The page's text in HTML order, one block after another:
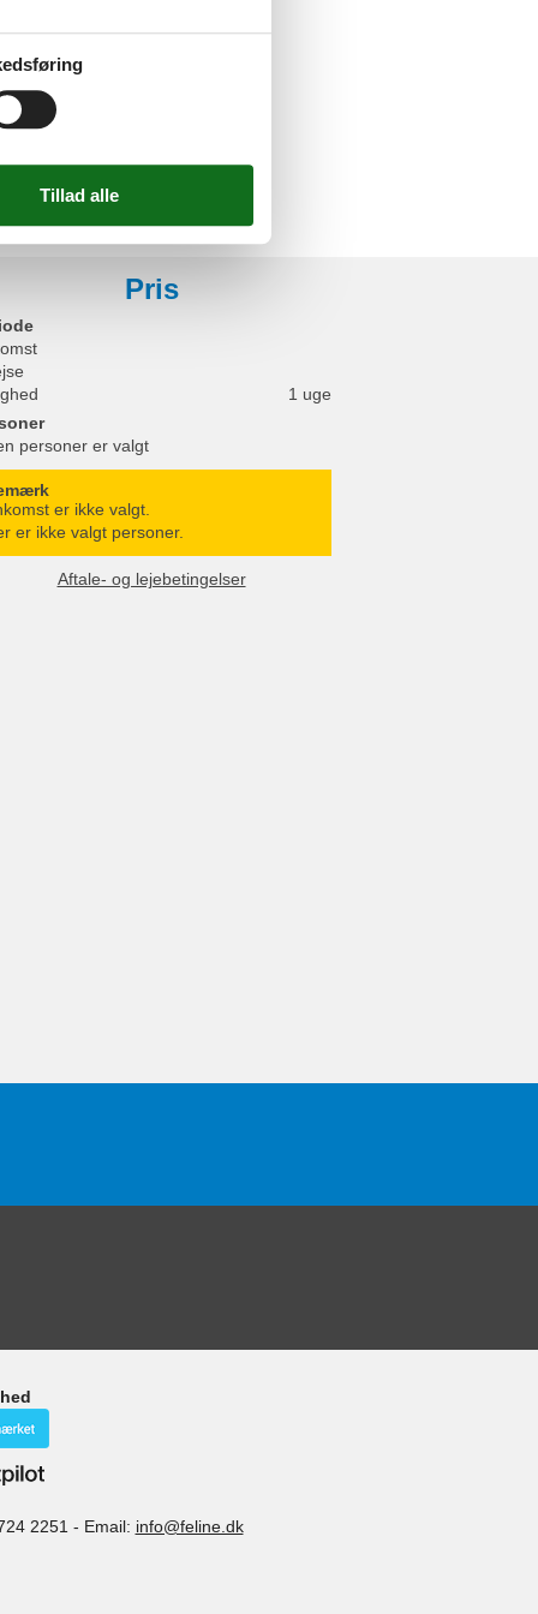
Loggia
faciliteter
Pris
1 uge
personer er valgt
er ikke valgt.
er ikke valgt personer.
Aftale- og lejebetingelser
2251 - Email: info@feline.dk